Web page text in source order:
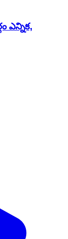
ఎన్నిక,